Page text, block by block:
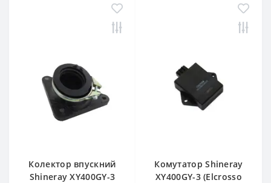
Колектор впускний
Shineray XY400GY-3
Комутатор Shineray
XY400GY-3 (Elcrosso